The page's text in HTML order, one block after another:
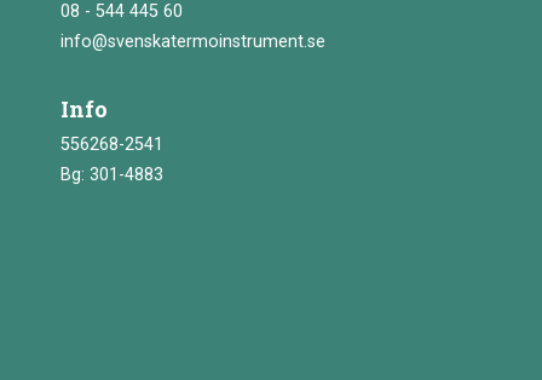
08 - 544 445 60
info@svenskatermoinstrument.se
Info
556268-2541
Bg: 301-4883